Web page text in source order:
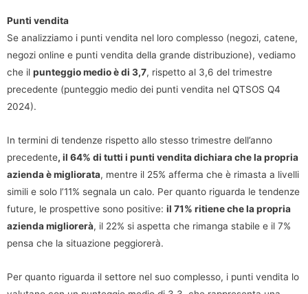
Punti vendita
Se analizziamo i punti vendita nel loro complesso (negozi, catene,
negozi online e punti vendita della grande distribuzione), vediamo
che il punteggio medio è di 3,7, rispetto al 3,6 del trimestre
precedente (punteggio medio dei punti vendita nel QTSOS Q4
2024).
In termini di tendenze rispetto allo stesso trimestre dell’anno
precedente, il 64% di tutti i punti vendita dichiara che la propria
azienda è migliorata, mentre il 25% afferma che è rimasta a livelli
simili e solo l’11% segnala un calo. Per quanto riguarda le tendenze
future, le prospettive sono positive: il 71% ritiene che la propria
azienda migliorerà, il 22% si aspetta che rimanga stabile e il 7%
pensa che la situazione peggiorerà.
Per quanto riguarda il settore nel suo complesso, i punti vendita lo